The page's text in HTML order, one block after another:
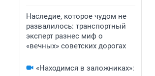
Наследие, которое чудом не
развалилось: транспортный
эксперт разнес миф о
«вечных» советских дорогах
«Находимся в заложниках»: